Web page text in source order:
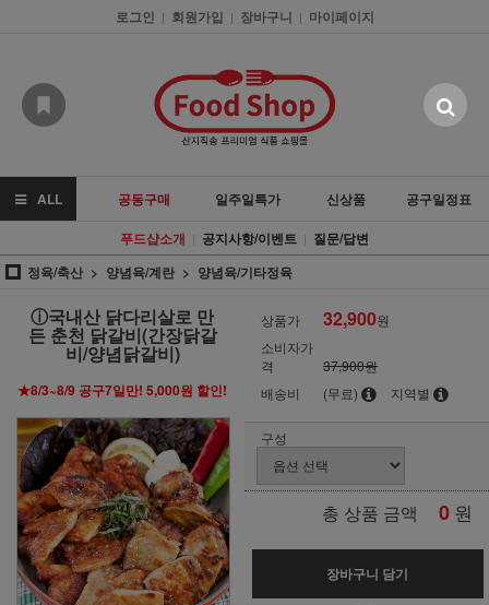
로그인 | 회원가입 | 장바구니 | 마이페이지
ALL 공동구매 일주일특가 신상품
공구일정표
푸드샵소개 | 공지사항/이벤트 | 질문/답변
정육/축산
양념육/계란 양념육/기타정육
ⓘ국내산 닭다리살로 만
든 춘천 닭갈비(간장닭갈
비/양념닭갈비)
★8/3~8/9 공구7일만! 5,000원 할인!
상품가 32,900원
소비자가
격
37,900원
배송비
(무료) 지역별
구성
총 상품 금액 0 원
장바구니 담기